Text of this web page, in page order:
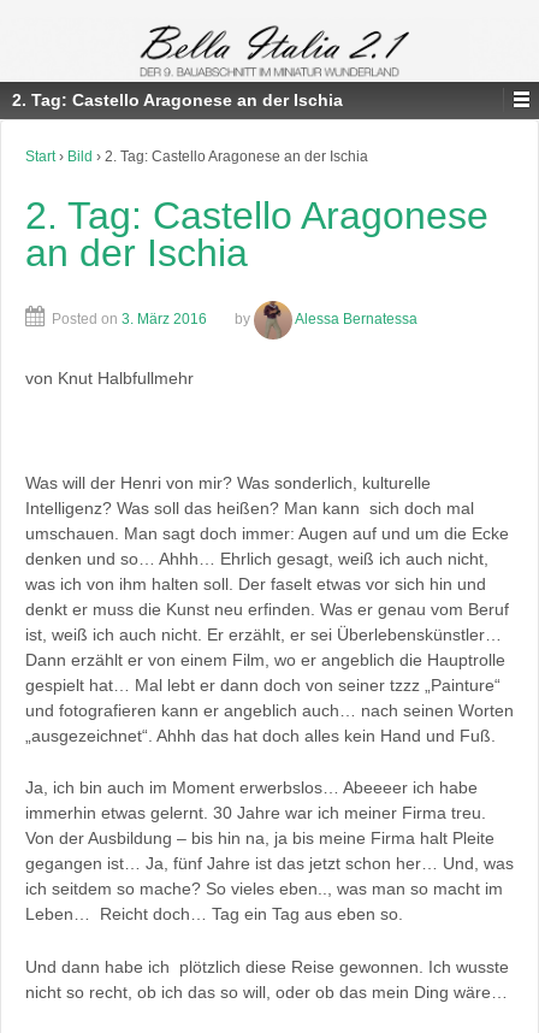
2. Tag: Castello Aragonese an der Ischia
Start › Bild › 2. Tag: Castello Aragonese an der Ischia
2. Tag: Castello Aragonese
an der Ischia
Posted on 3. März 2016 by Alessa Bernatessa
von Knut Halbfullmehr
Was will der Henri von mir? Was sonderlich, kulturelle
Intelligenz? Was soll das heißen? Man kann sich doch mal
umschauen. Man sagt doch immer: Augen auf und um die Ecke
denken und so… Ahhh… Ehrlich gesagt, weiß ich auch nicht,
was ich von ihm halten soll. Der faselt etwas vor sich hin und
denkt er muss die Kunst neu erfinden. Was er genau vom Beruf
ist, weiß ich auch nicht. Er erzählt, er sei Überlebenskünstler…
Dann erzählt er von einem Film, wo er angeblich die Hauptrolle
gespielt hat… Mal lebt er dann doch von seiner tzzz „Painture“
und fotografieren kann er angeblich auch… nach seinen Worten
„ausgezeichnet“. Ahhh das hat doch alles kein Hand und Fuß.
Ja, ich bin auch im Moment erwerbslos… Abeeeer ich habe
immerhin etwas gelernt. 30 Jahre war ich meiner Firma treu.
Von der Ausbildung – bis hin na, ja bis meine Firma halt Pleite
gegangen ist… Ja, fünf Jahre ist das jetzt schon her… Und, was
ich seitdem so mache? So vieles eben.., was man so macht im
Leben… Reicht doch… Tag ein Tag aus eben so.
Und dann habe ich plötzlich diese Reise gewonnen. Ich wusste
nicht so recht, ob ich das so will, oder ob das mein Ding wäre…